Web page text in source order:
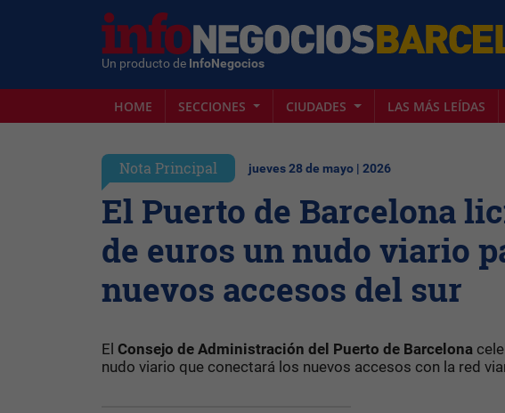
Un producto de InfoNegocios
HOME SECCIONES CIUDADES LAS MÁS LEÍDAS
Nota Principal jueves 28 de mayo | 2026
El Puerto de Barcelona
de euros un nudo viario
nuevos accesos del sur
El Consejo de Administración del Puerto de Barcelona
nudo viario que conectará los nuevos accesos con la red